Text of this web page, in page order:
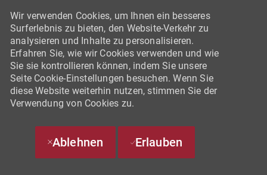
Wir verwenden Cookies, um Ihnen ein besseres
Surferlebnis zu bieten, den Website-Verkehr zu
analysieren und Inhalte zu personalisieren.
Erfahren Sie, wie wir Cookies verwenden und wie
Sie sie kontrollieren können, indem Sie unsere
Seite Cookie-Einstellungen besuchen. Wenn Sie
diese Website weiterhin nutzen, stimmen Sie der
Verwendung von Cookies zu.
Ablehnen Erlauben